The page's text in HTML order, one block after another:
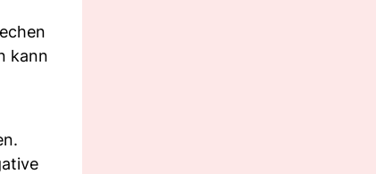
kann